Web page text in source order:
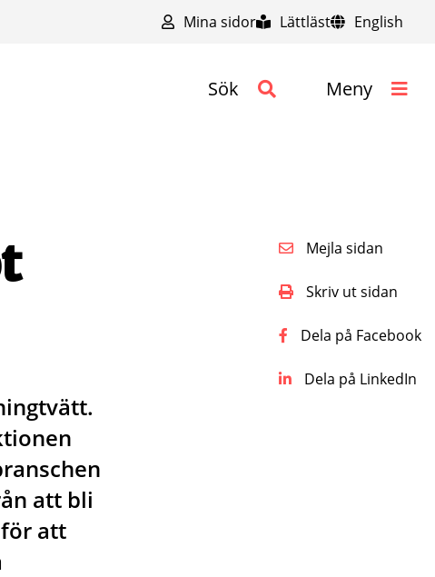
Mina sidor Lättläst English
Sök Meny
att bli
att
Mejla sidan
Skriv ut sidan
Dela på Facebook
Dela på LinkedIn